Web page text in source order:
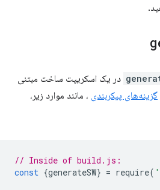
در یک اسکریپت ساخت مبتنی
گزینه‌های پیکربندی ، مانند موارد زیر،
// Inside of build.js:
const {generateSW} = require(